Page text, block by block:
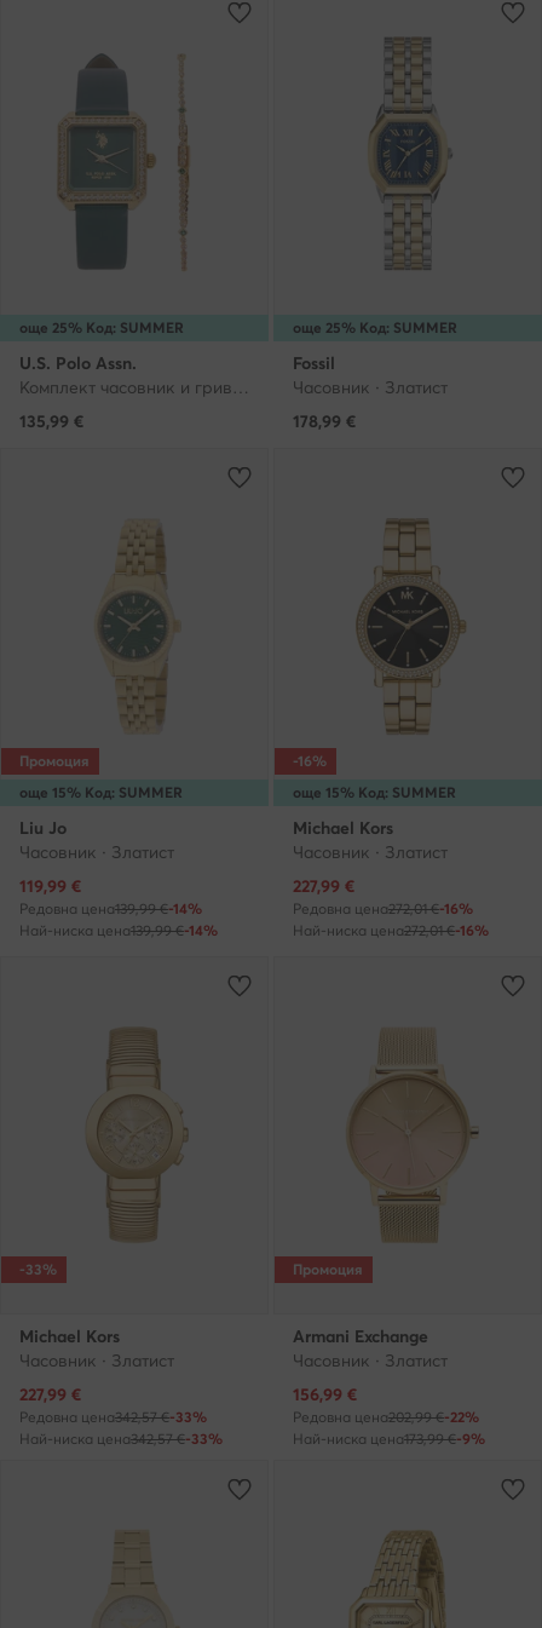
още 25% Код: SUMMER
U.S. Polo Assn.
Комплект часовник и гривна · Тъмнозелен
135,99 €
още 25% Код: SUMMER
Fossil
Часовник · Златист
178,99 €
още 15% Код: SUMMER
Промоция
Liu Jo
Часовник · Златист
Актуална цена
119,99 €
Редовна цена139,99 €-14%
Най-ниска цена139,99 €-14%
още 15% Код: SUMMER
-16%
Michael Kors
Часовник · Златист
Актуална цена
227,99 €
Редовна цена272,01 €-16%
Най-ниска цена272,01 €-16%
-33%
Michael Kors
Часовник · Златист
Актуална цена
227,99 €
Редовна цена342,57 €-33%
Най-ниска цена342,57 €-33%
Промоция
Armani Exchange
Часовник · Златист
Актуална цена
156,99 €
Редовна цена202,99 €-22%
Най-ниска цена173,99 €-9%